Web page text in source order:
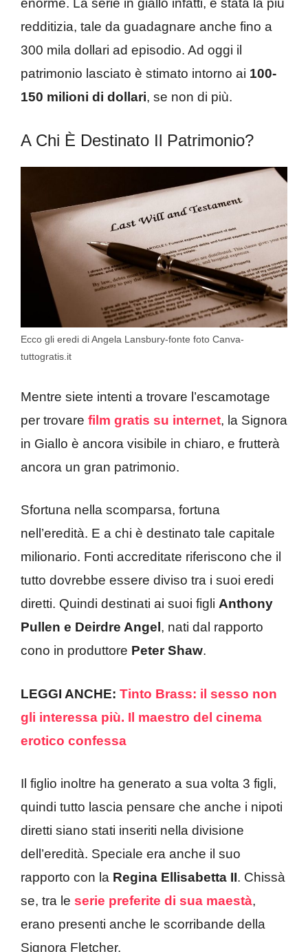
redditizia, tale da guadagnare anche fino a
300 mila dollari ad episodio. Ad oggi il
patrimonio lasciato è stimato intorno ai 100-
150 milioni di dollari, se non di più.
A Chi È Destinato Il Patrimonio?
Ecco gli eredi di Angela Lansbury-fonte foto Canva-
tuttogratis.it
Mentre siete intenti a trovare l’escamotage
per trovare film gratis su internet, la Signora
in Giallo è ancora visibile in chiaro, e frutterà
ancora un gran patrimonio.
Sfortuna nella scomparsa, fortuna
nell’eredità. E a chi è destinato tale capitale
milionario. Fonti accreditate riferiscono che il
tutto dovrebbe essere diviso tra i suoi eredi
diretti. Quindi destinati ai suoi figli Anthony
Pullen e Deirdre Angel , nati dal rapporto
cono in produttore Peter Shaw.
LEGGI ANCHE: Tinto Brass: il sesso non
gli interessa più. Il maestro del cinema
erotico confessa
Il figlio inoltre ha generato a sua volta 3 figli,
quindi tutto lascia pensare che anche i nipoti
diretti siano stati inseriti nella divisione
dell’eredità. Speciale era anche il suo
rapporto con la Regina Ellisabetta II. Chissà
se, tra le serie preferite di sua maestà,
erano presenti anche le scorribande della
Signora Fletcher.